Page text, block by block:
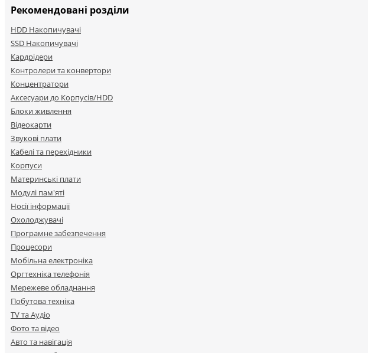
Рекомендовані розділи
HDD Накопичувачі
SSD Накопичувачі
Кардрідери
Контролери та конвертори
Концентратори
Аксесуари до Корпусів/HDD
Блоки живлення
Відеокарти
Звукові плати
Кабелі та перехідники
Корпуси
Материнські плати
Модулі пам'яті
Носії інформації
Охолоджувачі
Програмне забезпечення
Процесори
Мобільна електроніка
Оргтехніка телефонія
Мережеве обладнання
Побутова техніка
TV та Аудіо
Фото та відео
Авто та навігація